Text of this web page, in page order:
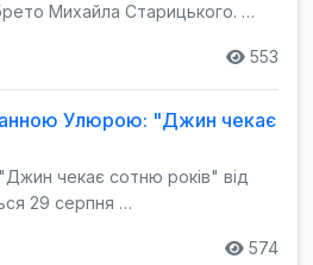
Михайла Старицького. …
553
Улюрою: "Джин чекає
чекає сотню років" від
29 серпня …
574